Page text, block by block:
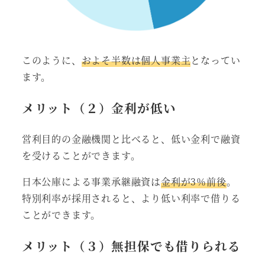
このように、 およそ半数は個人事業主となってい
ます。
メリット（２）金利が低い
営利目的の金融機関と比べると、低い金利で融資
を受けることができます。
日本公庫による事業承継融資は金利が3％前後。
特別利率が採用されると、より低い利率で借りる
ことができます。
メリット（３）無担保でも借りられる